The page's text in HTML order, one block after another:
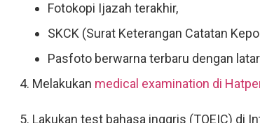
Fotokopi Ijazah terakhir,
SKCK (Surat Keterangan Catatan
Pasfoto berwarna terbaru dengan
4. Melakukan medical examination di
5. Lakukan test bahasa inggris (TOEIC) di